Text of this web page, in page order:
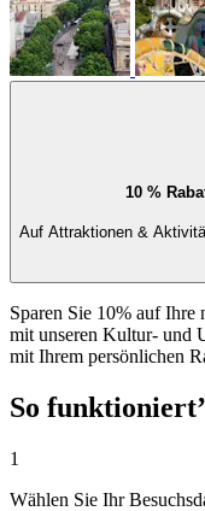
10 %
Auf Attraktionen &
Sparen Sie 10% auf Ihre
mit unseren Kultur- und
mit Ihrem persönlichen
So
1
Wählen Sie Ihr